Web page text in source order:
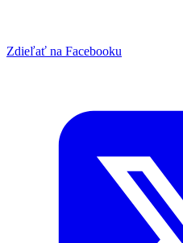
Zdieľať na Facebooku